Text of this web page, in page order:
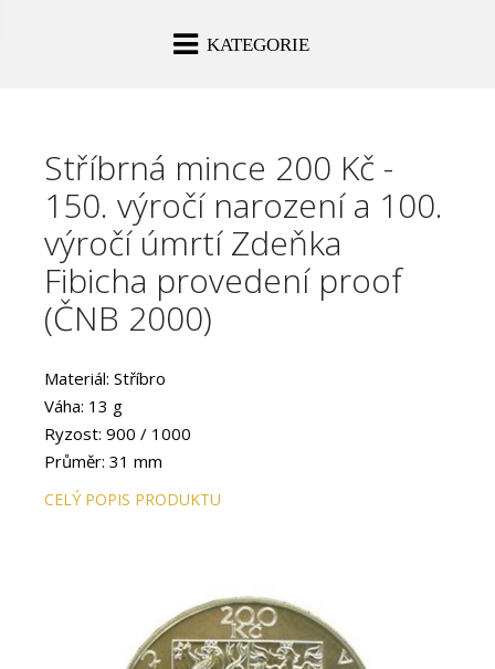
KATEGORIE
Stříbrná mince 200 Kč -
150. výročí narození a 100.
výročí úmrtí Zdeňka
Fibicha provedení proof
(ČNB 2000)
Materiál: Stříbro
Váha: 13 g
Ryzost: 900 / 1000
Průměr: 31 mm
Provedení: PROOF
Balení kapsle: Modrá plastová etue
CELÝ POPIS PRODUKTU